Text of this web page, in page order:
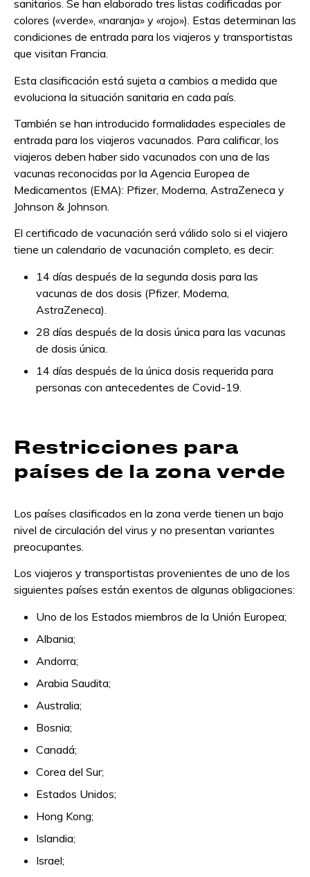
sanitarios. Se han elaborado tres listas codificadas por
colores («verde», «naranja» y «rojo»). Estas determinan las
condiciones de entrada para los viajeros y transportistas
que visitan Francia.
Esta clasificación está sujeta a cambios a medida que
evoluciona la situación sanitaria en cada país.
También se han introducido formalidades especiales de
entrada para los viajeros vacunados. Para calificar, los
viajeros deben haber sido vacunados con una de las
vacunas reconocidas por la Agencia Europea de
Medicamentos (EMA): Pfizer, Moderna, AstraZeneca y
Johnson & Johnson.
El certificado de vacunación será válido solo si el viajero
tiene un calendario de vacunación completo, es decir:
14 días después de la segunda dosis para las
vacunas de dos dosis (Pfizer, Moderna,
AstraZeneca).
28 días después de la dosis única para las vacunas
de dosis única.
14 días después de la única dosis requerida para
personas con antecedentes de Covid-19.
Restricciones para
países de la zona verde
Los países clasificados en la zona verde tienen un bajo
nivel de circulación del virus y no presentan variantes
preocupantes.
Los viajeros y transportistas provenientes de uno de los
siguientes países están exentos de algunas obligaciones:
Uno de los Estados miembros de la Unión Europea;
Albania;
Andorra;
Arabia Saudita;
Australia;
Bosnia;
Canadá;
Corea del Sur;
Estados Unidos;
Hong Kong;
Islandia;
Israel;